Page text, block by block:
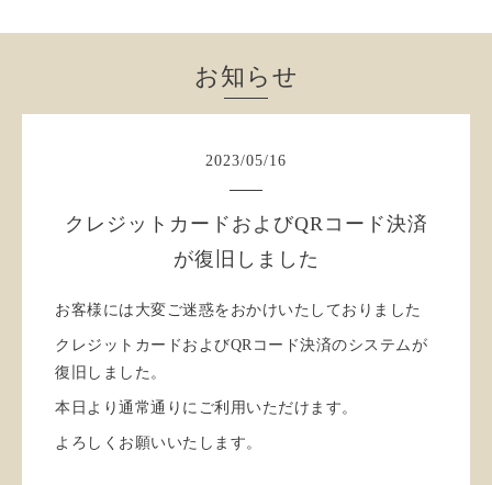
お知らせ
2023/05/16
クレジットカードおよびQRコード決済
が復旧しました
お客様には大変ご迷惑をおかけいたしておりました
クレジットカードおよびQRコード決済のシステムが
復旧しました。
本日より通常通りにご利用いただけます。
よろしくお願いいたします。